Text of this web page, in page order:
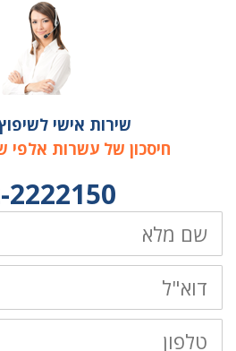
שירות אישי
חיסכון של עשרות אלפי
2222150
שם
מלא
דוא"ל
טלפון